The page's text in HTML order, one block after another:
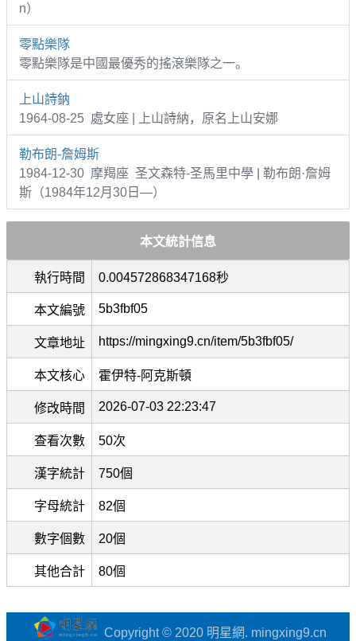
n）
零點樂隊
零點樂隊是中國最優秀的搖滾樂隊之一。
上山詩鈉
1964-08-25 處女座 | 上山詩納，原名上山安娜
勒布朗-詹姆斯
1984-12-30 摩羯座 圣文森特-圣馬里中學 | 勒布朗·詹姆
斯（1984年12月30日—）
本文統計信息
執行時間 0.004572868347168秒
本文編號 5b3fbf05
文章地址 https://mingxing9.cn/item/5b3fbf05/
本文核心 霍伊特-阿克斯頓
修改時間 2026-07-03 22:23:47
查看次數 50次
漢字統計 750個
字母統計 82個
數字個數 20個
其他合計 80個
Copyright © 2020 明星網. mingxing9.cn